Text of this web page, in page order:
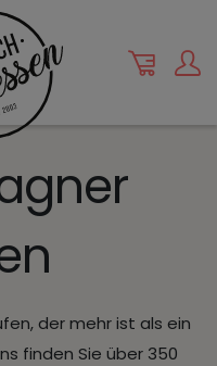
der mehr ist als ein
finden Sie über 350